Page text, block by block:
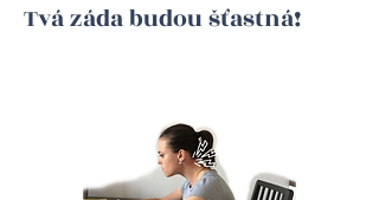
Tvá záda budou šťastná!